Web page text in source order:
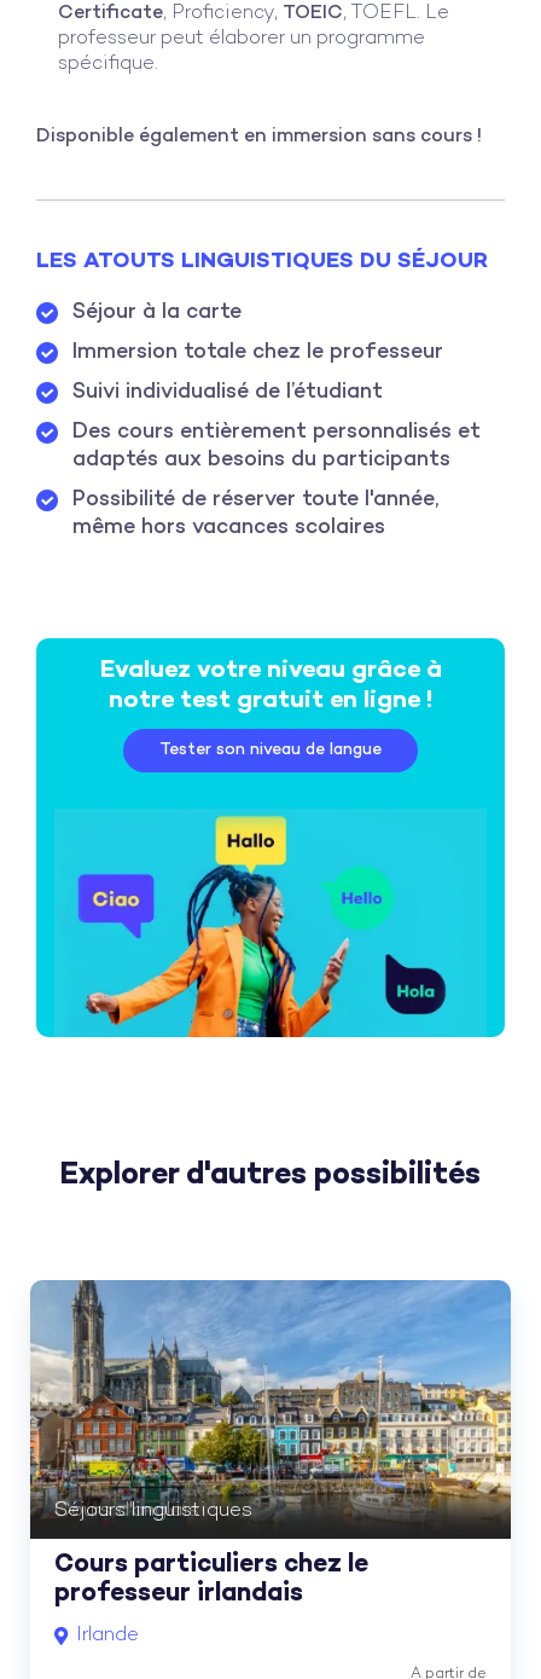
Certificate, Proficiency, TOEIC, TOEFL. Le
professeur peut élaborer un programme
spécifique.
Disponible également en immersion sans cours !
LES ATOUTS LINGUISTIQUES DU SÉJOUR
Séjour à la carte
Immersion totale chez le professeur
Suivi individualisé de l’étudiant
Des cours entièrement personnalisés et
adaptés aux besoins du participants
Possibilité de réserver toute l'année,
même hors vacances scolaires
Evaluez votre niveau grâce à
notre test gratuit en ligne !
Tester son niveau de langue
Explorer d'autres possibilités
Cours d'anglais
Séjours linguistiques
Cours particuliers chez le
professeur irlandais
Irlande
A partir de